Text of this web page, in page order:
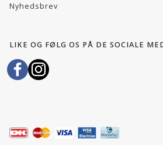
Nyhedsbrev
LIKE OG FØLG OS PÅ DE SOCIALE